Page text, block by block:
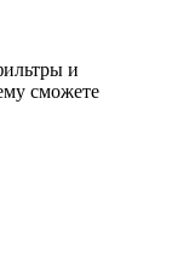
и
сможете